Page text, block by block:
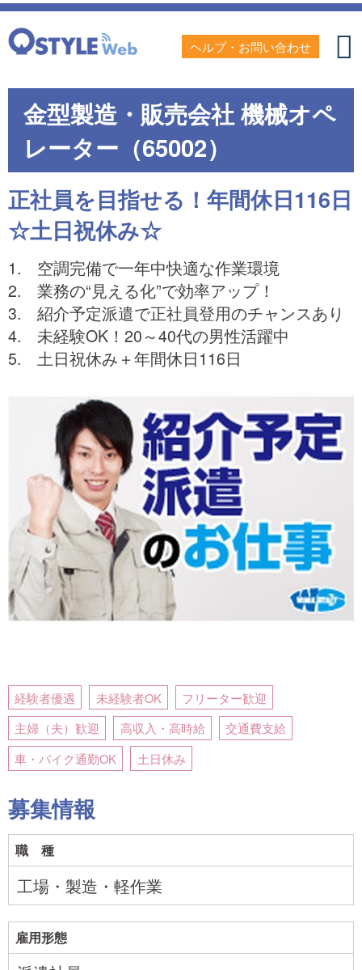
ヘルプ・お問い合わせ
金型製造・販売会社 機械オペ
レーター（65002）
正社員を目指せる！年間休日116日
☆土日祝休み☆
1. 空調完備で一年中快適な作業環境
2. 業務の“見える化”で効率アップ！
3. 紹介予定派遣で正社員登用のチャンスあり
4. 未経験OK！20～40代の男性活躍中
5. 土日祝休み＋年間休日116日
経験者優遇 未経験者OK
フリーター歓迎
主婦（夫）歓迎
高収入・高時給
交通費支給
車・バイク通勤OK
土日休み
募集情報
職 種
工場・製造・軽作業
雇用形態